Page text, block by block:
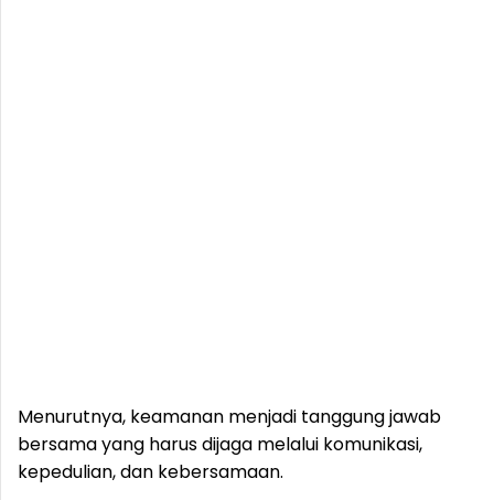
Menurutnya, keamanan menjadi tanggung jawab
bersama yang harus dijaga melalui komunikasi,
kepedulian, dan kebersamaan.